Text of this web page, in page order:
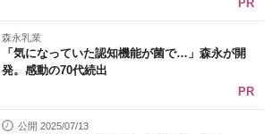
PR
森永乳業
「気になっていた認知機能が菌で…」森永が開
発。感動の70代続出
PR
公開 2025/07/13